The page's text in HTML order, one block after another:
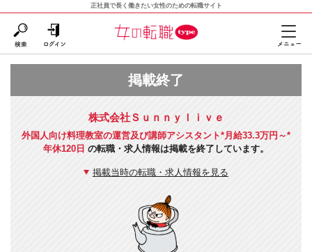
正社員で長く働きたい女性のための転職サイト
掲載終了
株式会社Ｓｕｎｎｙｌｉｖｅ
外国人向け料理教室の運営及び講師アシスタント*月給33.3万円～*
年休120日 の転職・求人情報は掲載を終了しています。
掲載当時の転職・求人情報を見る